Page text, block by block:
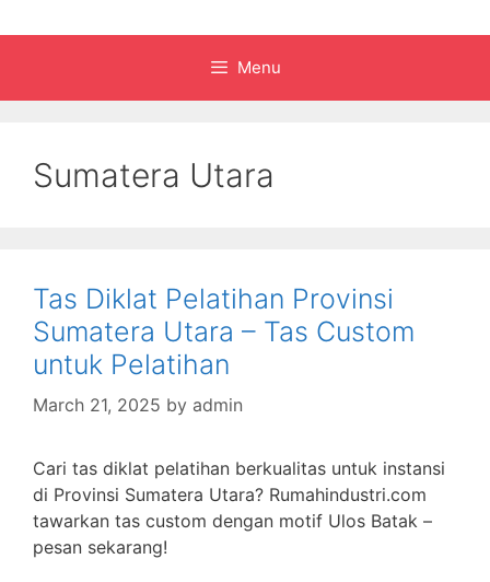
Menu
Sumatera Utara
Tas Diklat Pelatihan Provinsi
Sumatera Utara – Tas Custom
untuk Pelatihan
March 21, 2025 by admin
Cari tas diklat pelatihan berkualitas untuk instansi
di Provinsi Sumatera Utara? Rumahindustri.com
tawarkan tas custom dengan motif Ulos Batak –
pesan sekarang!